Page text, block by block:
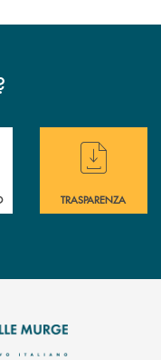
immediata ?
Hai bisogno di
TRASPARENZA